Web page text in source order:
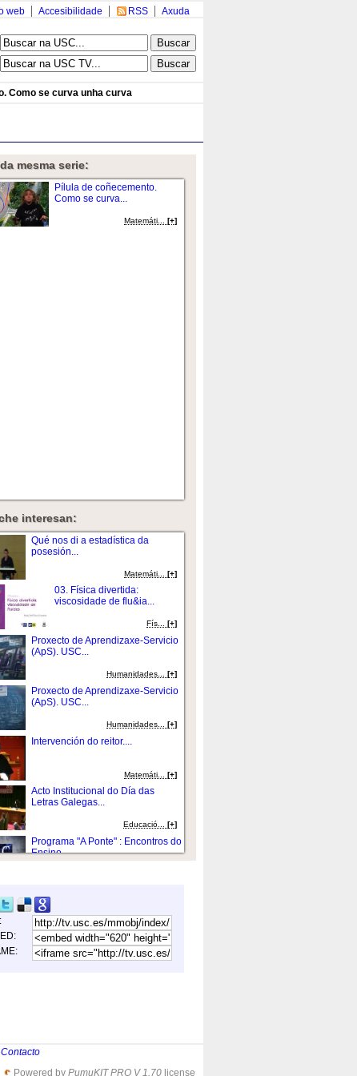
Axuda
RSS
Accesibilidade
web
Como se curva unha curva
mesma serie:
Pílula de coñecemento.
Como se curva...
Matemáti...[+]
interesan:
Qué nos di a estadística da
posesión...
Matemáti...[+]
03. Física divertida:
viscosidade de flu&ia...
Fí­s... [+]
Proxecto de Aprendizaxe-Servicio
(ApS). USC...
Humanidades...[+]
Proxecto de Aprendizaxe-Servicio
(ApS). USC...
Humanidades...[+]
Intervención do reitor....
Matemáti...[+]
Acto Institucional do Día das
Letras Galegas...
Educació...[+]
Programa "A Ponte" : Encontros do
Ensino...
(ApS). USC...
Humanidades...[+]
I Xornada de
Promoción/Formación on line:...
Contacto
Powered by PumuKIT PRO V 1.70 license